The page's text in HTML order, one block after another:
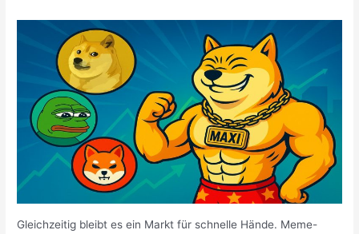
Gleichzeitig bleibt es ein Markt für schnelle Hände. Meme-